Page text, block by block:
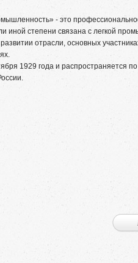
- это
иной степени связана с легкой
отрасли, основных
1929 года и распространяется